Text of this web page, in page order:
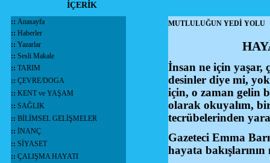
İÇERİK
:: Anasayfa
:: Haberler
:: Yazarlar
:: Sesli Makale
:: TARIM
:: ÇEVRE/DOGA
:: KENT ve YAŞAM
:: SAĞLIK
:: BİLİMSEL GELİŞMELER
:: İNANÇ
:: SİYASET
:: ÇALIŞMA HAYATI
MUTLULUĞUN YEDİ YOLU
İnsan ne için yaşar,
desinler diye mi,
için, o zaman gelin
olarak okuyalım,
tecrübelerinden
Gazeteci Emma
hayata